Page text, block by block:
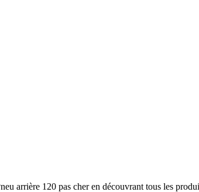
arrière 120 pas cher en découvrant tous les